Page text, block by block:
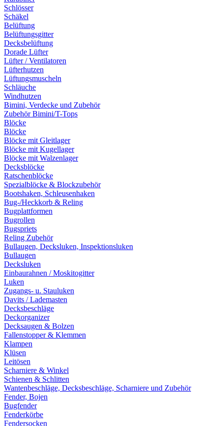
Schlösser
Schäkel
Belüftung
Belüftungsgitter
Decksbelüftung
Dorade Lüfter
Lüfter / Ventilatoren
Lüfterhutzen
Lüftungsmuscheln
Schläuche
Windhutzen
Bimini, Verdecke und Zubehör
Zubehör Bimini/T-Tops
Blöcke
Blöcke
Blöcke mit Gleitlager
Blöcke mit Kugellager
Blöcke mit Walzenlager
Decksblöcke
Ratschenblöcke
Spezialblöcke & Blockzubehör
Bootshaken, Schleusenhaken
Bug-/Heckkorb & Reling
Bugplattformen
Bugrollen
Bugspriets
Reling Zubehör
Bullaugen, Decksluken, Inspektionsluken
Bullaugen
Decksluken
Einbaurahnen / Moskitogitter
Luken
Zugangs- u. Stauluken
Davits / Lademasten
Decksbeschläge
Deckorganizer
Decksaugen & Bolzen
Fallenstopper & Klemmen
Klampen
Klüsen
Leitösen
Scharniere & Winkel
Schienen & Schlitten
Wantenbeschläge, Decksbeschläge, Scharniere und Zubehör
Fender, Bojen
Bugfender
Fenderkörbe
Fendersocken